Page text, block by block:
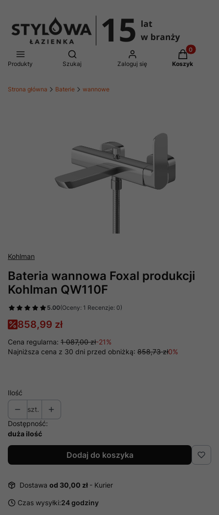
Produkty
Otwórz wyszukiwarkę
Szukaj Zaloguj się
Produkty
Koszyk
Strona główna Baterie wannowe
Kohlman
Bateria wannowa Foxal produkcji
Kohlman QW110F
5.00(Oceny: 1 Recenzje: 0)
858,99 zł
Cena regularna: 1 087,00 zł-21%
Najniższa cena z 30 dni przed obniżką: 858,73 zł0%
Ilość
szt.
Dostępność:
duża ilość
Dodaj do koszyka
Dostawa od 30,00 zł - Kurier
Czas wysyłki:24 godziny